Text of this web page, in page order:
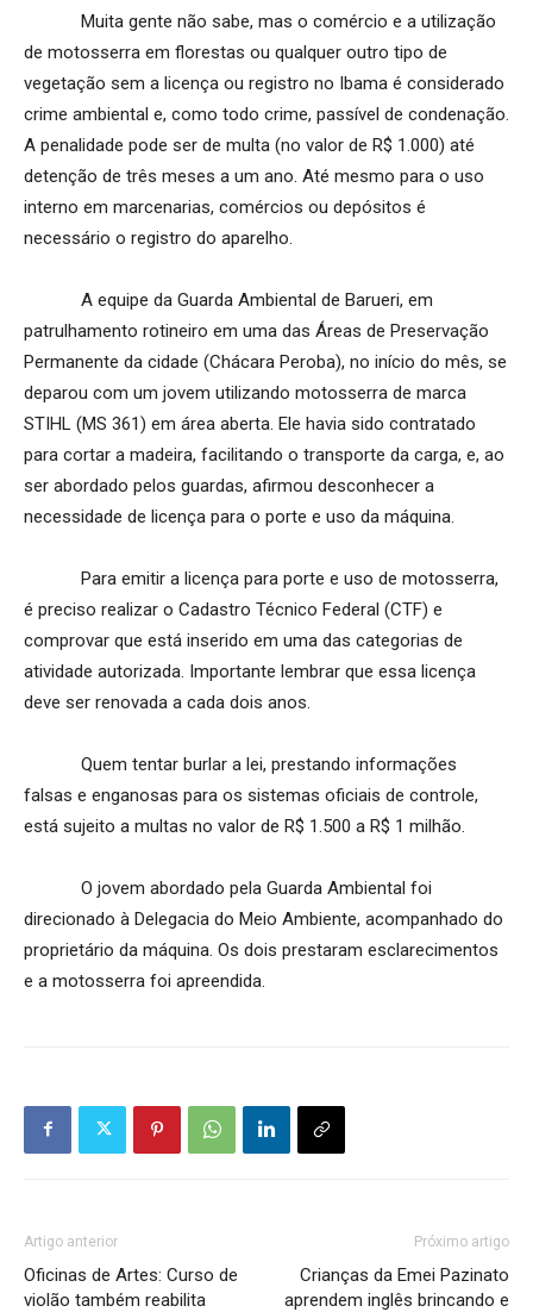
Muita gente não sabe, mas o comércio e a utilização
de motosserra em florestas ou qualquer outro tipo de
vegetação sem a licença ou registro no Ibama é considerado
crime ambiental e, como todo crime, passível de condenação.
A penalidade pode ser de multa (no valor de R$ 1.000) até
detenção de três meses a um ano. Até mesmo para o uso
interno em marcenarias, comércios ou depósitos é
necessário o registro do aparelho.
A equipe da Guarda Ambiental de Barueri, em
patrulhamento rotineiro em uma das Áreas de Preservação
Permanente da cidade (Chácara Peroba), no início do mês, se
deparou com um jovem utilizando motosserra de marca
STIHL (MS 361) em área aberta. Ele havia sido contratado
para cortar a madeira, facilitando o transporte da carga, e, ao
ser abordado pelos guardas, afirmou desconhecer a
necessidade de licença para o porte e uso da máquina.
Para emitir a licença para porte e uso de motosserra,
é preciso realizar o Cadastro Técnico Federal (CTF) e
comprovar que está inserido em uma das categorias de
atividade autorizada. Importante lembrar que essa licença
deve ser renovada a cada dois anos.
Quem tentar burlar a lei, prestando informações
falsas e enganosas para os sistemas oficiais de controle,
está sujeito a multas no valor de R$ 1.500 a R$ 1 milhão.
O jovem abordado pela Guarda Ambiental foi
direcionado à Delegacia do Meio Ambiente, acompanhado do
proprietário da máquina. Os dois prestaram esclarecimentos
e a motosserra foi apreendida.
Artigo anterior
Oficinas de Artes: Curso de
violão também reabilita
Próximo artigo
Crianças da Emei Pazinato
aprendem inglês brincando e